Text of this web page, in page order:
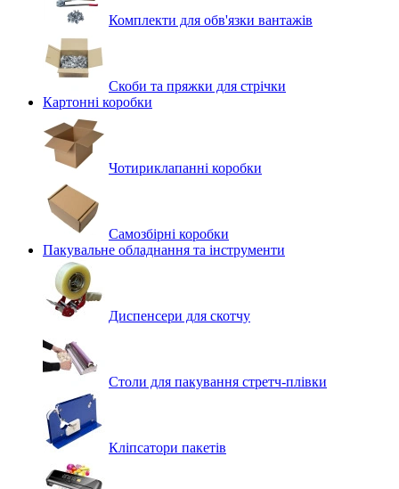
Комплекти для обв'язки вантажів
Скоби та пряжки для стрічки
Картонні коробки
Чотириклапанні коробки
Самозбірні коробки
Пакувальне обладнання та інструменти
Диспенсери для скотчу
Столи для пакування стретч-плівки
Кліпсатори пакетів